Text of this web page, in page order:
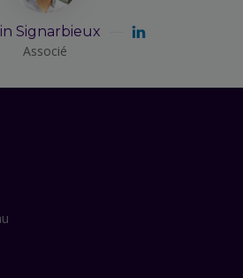
Signarbieux
Associé